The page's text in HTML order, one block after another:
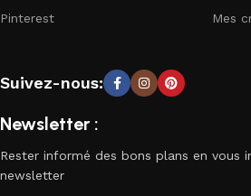
Pinterest Mes
Suivez-nous:
Newsletter :
Rester informé des bons plans en vous
newsletter